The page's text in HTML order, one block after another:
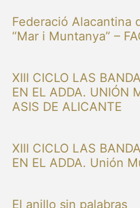
Federació Alacantina
“Mar i Muntanya” –
XIII CICLO LAS
EN EL ADDA. UNIÓN
ASIS DE ALICANTE
XIII CICLO LAS
EN EL ADDA. Unión
El anillo sin palabras